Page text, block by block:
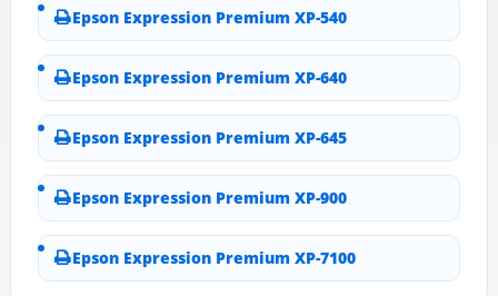
Epson Expression Premium XP-540
Epson Expression Premium XP-640
Epson Expression Premium XP-645
Epson Expression Premium XP-900
Epson Expression Premium XP-7100